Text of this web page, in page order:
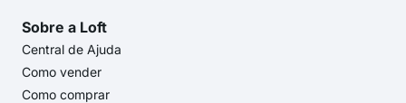
Sobre a Loft
Central de Ajuda
Como vender
Como comprar